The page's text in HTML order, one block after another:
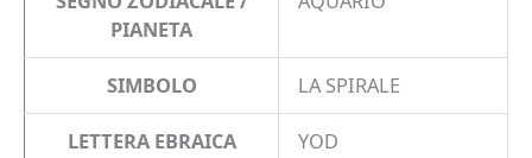
PIANETA
SIMBOLO LA SPIRALE
LETTERA EBRAICA YOD